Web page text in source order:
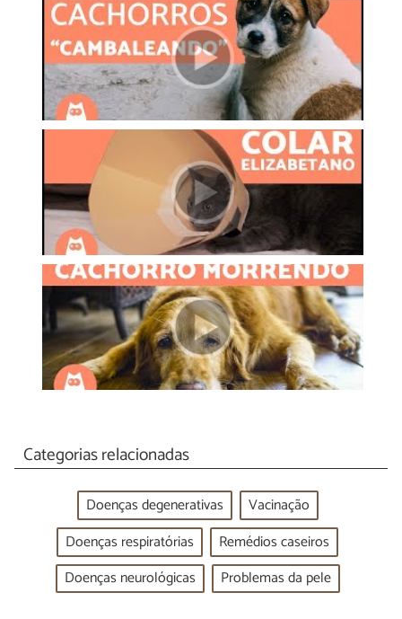
Categorias relacionadas
Doenças degenerativas
Vacinação
Doenças respiratórias
Remédios caseiros
Doenças neurológicas
Problemas da pele